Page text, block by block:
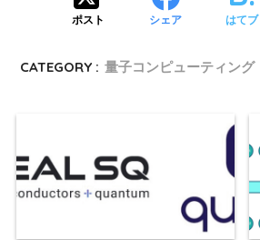
ポスト シェア はてブ
CATEGORY : 量子コンピューティング